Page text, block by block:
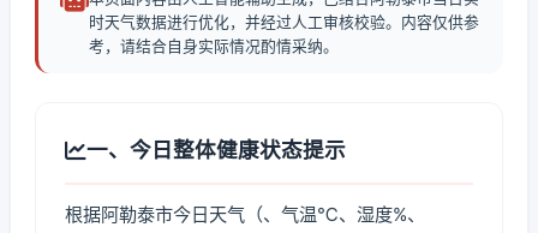
时天气数据进行优化，并经过人工审核校验。内容仅供参
考，请结合自身实际情况酌情采纳。
一、今日整体健康状态提示
根据阿勒泰市今日天气（、气温℃、湿度%、